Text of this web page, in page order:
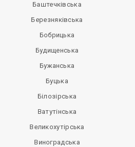
Баштечківська
Березняківська
Бобрицька
Будищенська
Бужанська
Буцька
Білозірська
Ватутінська
Великохутірська
Виноградська